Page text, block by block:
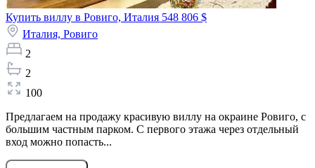
Купить виллу в Ровиго, Италия 548 806 $
Италия, Ровиго
2
2
100
Предлагаем на продажу красивую виллу на окраине Ровиго, с
большим частным парком. С первого этажа через отдельный
вход можно попасть...